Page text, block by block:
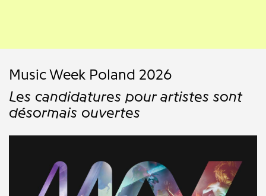
Music Week Poland 2026
Les candidatures pour artistes sont
désormais ouvertes